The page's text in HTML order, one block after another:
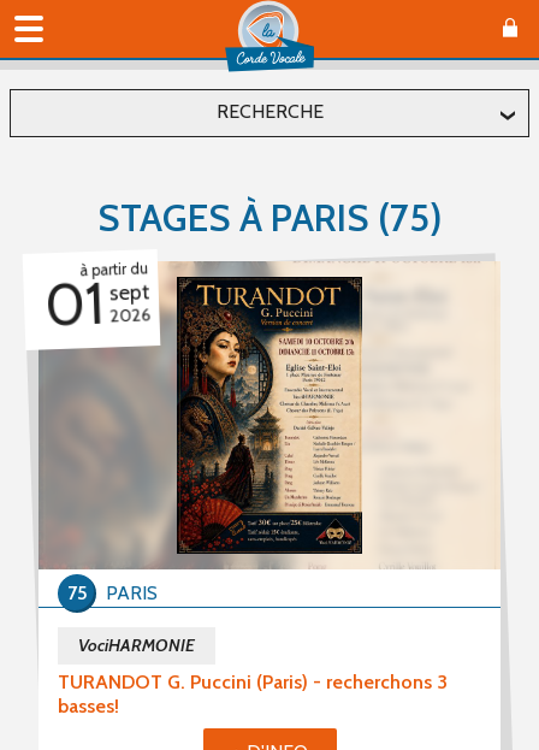
RECHERCHE
Département
Commune
Affiner
Concerts (11)
Stages (4)
Formations (1)
STAGES À PARIS (75)
à partir du
01 sept
2026
TURANDOT G. Puccini (Paris) - recherchons 3
basses!
VociHARMONIE
PARIS
75